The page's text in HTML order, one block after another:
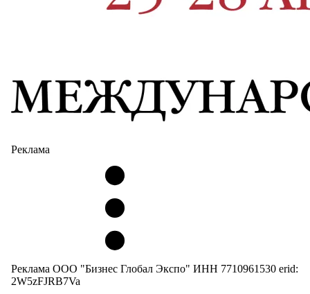
Реклама
Реклама ООО "Бизнес Глобал Экспо" ИНН 7710961530 erid:
2W5zFJRB7Va